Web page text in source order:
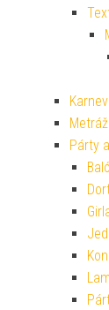
Metráž
Párty